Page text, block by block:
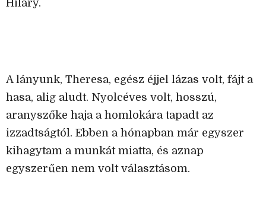
Hilary.
A lányunk, Theresa, egész éjjel lázas volt, fájt a
hasa, alig aludt. Nyolcéves volt, hosszú,
aranyszőke haja a homlokára tapadt az
izzadtságtól. Ebben a hónapban már egyszer
kihagytam a munkát miatta, és aznap
egyszerűen nem volt választásom.